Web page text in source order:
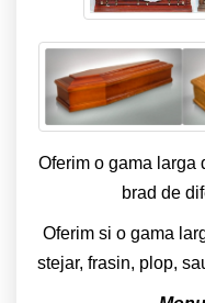
Oferim o gama larga
brad de
Oferim si o gama
stejar, frasin, plop,